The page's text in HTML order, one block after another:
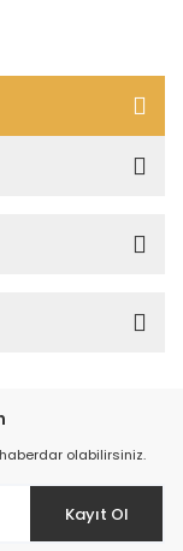
olabilirsiniz.
Kayıt Ol